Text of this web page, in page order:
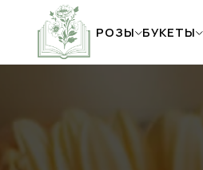
РОЗЫ БУКЕТЫ